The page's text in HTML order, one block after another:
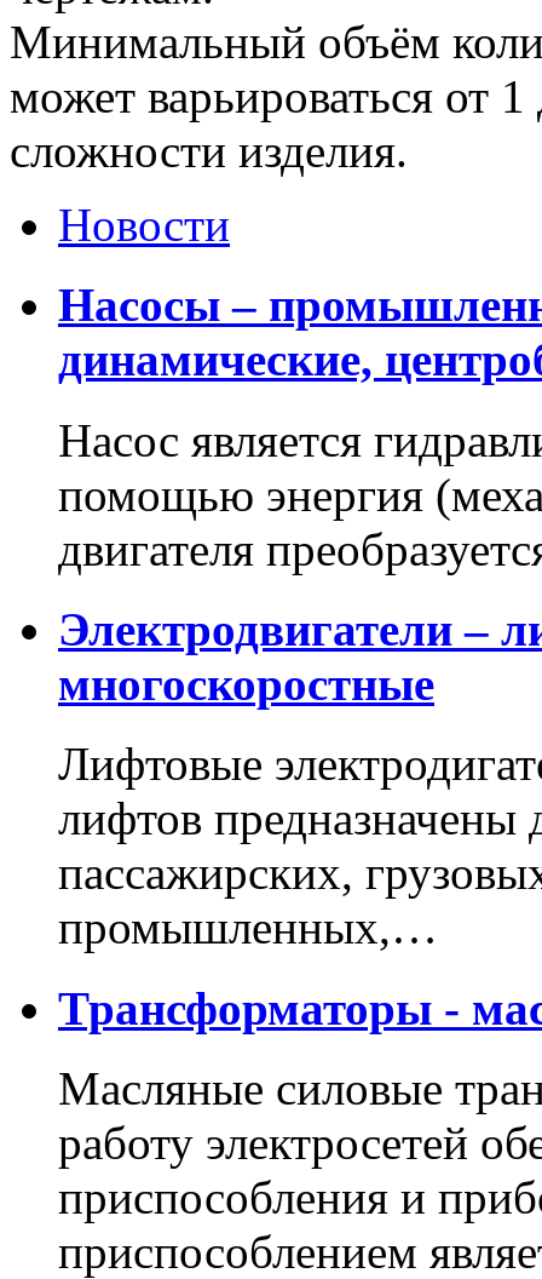
Минимальный объём
может варьироваться от
сложности изделия.
Новости
Насосы –
динамические,
Насос является
помощью энергия
двигателя
Электродвигатели –
многоскоростные
Лифтовые
лифтов предназначены
пассажирских,
промышленных,…
Трансформаторы -
Масляные силовые
работу электросетей
приспособления и
приспособлением